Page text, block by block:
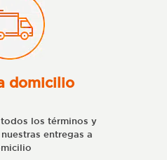
domicilio
los términos y
entregas a